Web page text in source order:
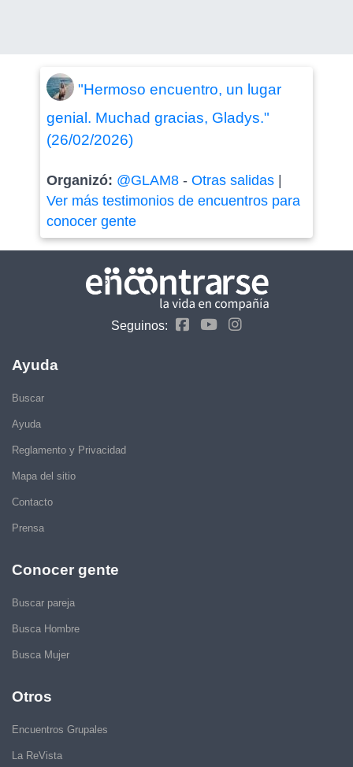
"Hermoso encuentro, un lugar
genial. Muchad gracias, Gladys."
(26/02/2026)
Organizó: @GLAM8- Otras salidas|
Ver más testimonios de encuentros para
conocer gente
Seguinos:
Ayuda
Buscar
Ayuda
Reglamento y Privacidad
Mapa del sitio
Contacto
Prensa
Conocer gente
Buscar pareja
Busca Hombre
Busca Mujer
Otros
Encuentros Grupales
La ReVista